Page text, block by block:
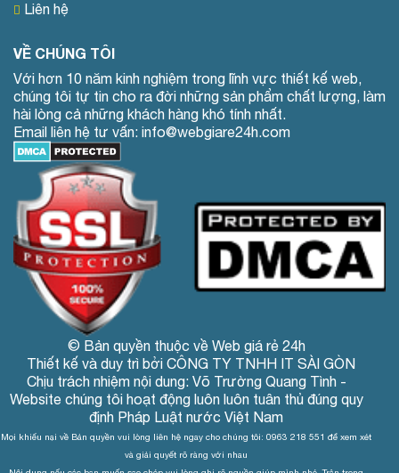
Liên hệ
VỀ CHÚNG TÔI
Với hơn 10 năm kinh nghiệm trong lĩnh vực thiết kế web,
chúng tôi tự tin cho ra đời những sản phẩm chất lượng, làm
hài lòng cả những khách hàng khó tính nhất.
Email liên hệ tư vấn: info@webgiare24h.com
© Bản quyền thuộc về Web giá rẻ 24h
Thiết kế và duy trì bởi CÔNG TY TNHH IT SÀI GÒN
Chịu trách nhiệm nội dung: Võ Trường Quang Tình -
Website chúng tôi hoạt động luôn luôn tuân thủ đúng quy
định Pháp Luật nước Việt Nam
Mọi khiếu nại về Bản quyền vui lòng liên hệ ngay cho chúng tôi: 0963 218 551 để xem xét
và giải quyết rõ ràng với nhau